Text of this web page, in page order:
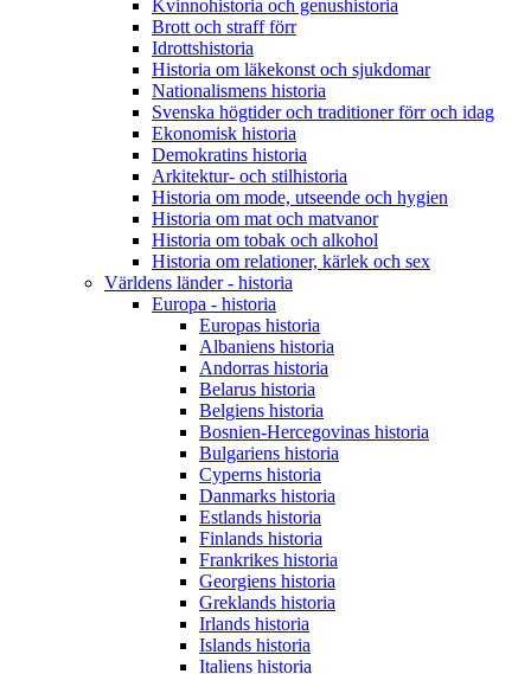
Kvinnohistoria och genushistoria
Brott och straff förr
Idrottshistoria
Historia om läkekonst och sjukdomar
Nationalismens historia
Svenska högtider och traditioner förr och idag
Ekonomisk historia
Demokratins historia
Arkitektur- och stilhistoria
Historia om mode, utseende och hygien
Historia om mat och matvanor
Historia om tobak och alkohol
Historia om relationer, kärlek och sex
Världens länder - historia
Europa - historia
Europas historia
Albaniens historia
Andorras historia
Belarus historia
Belgiens historia
Bosnien-Hercegovinas historia
Bulgariens historia
Cyperns historia
Danmarks historia
Estlands historia
Finlands historia
Frankrikes historia
Georgiens historia
Greklands historia
Irlands historia
Islands historia
Italiens historia